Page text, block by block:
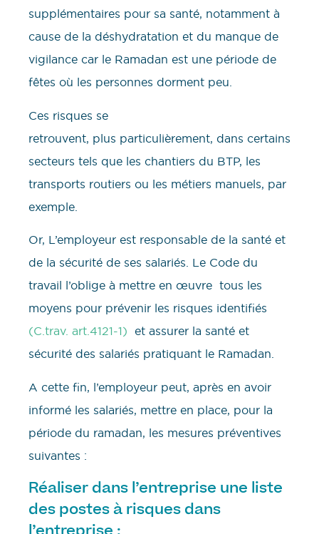
supplémentaires pour sa santé, notamment à
cause de la déshydratation et du manque de
vigilance car le Ramadan est une période de
fêtes où les personnes dorment peu.
Ces risques se
retrouvent, plus particulièrement, dans certains
secteurs tels que les chantiers du BTP, les
transports routiers ou les métiers manuels, par
exemple.
Or, L’employeur est responsable de la santé et
de la sécurité de ses salariés. Le Code du
travail l’oblige à mettre en œuvre tous les
moyens pour prévenir les risques identifiés
(C.trav. art.4121-1) et assurer la santé et
sécurité des salariés pratiquant le Ramadan.
A cette fin, l’employeur peut, après en avoir
informé les salariés, mettre en place, pour la
période du ramadan, les mesures préventives
suivantes :
Réaliser dans l’entreprise une liste
des postes à risques dans